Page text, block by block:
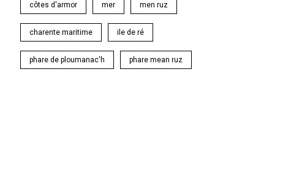
côtes d'armor mer men ruz
charente maritime ile de ré
phare de ploumanac'h phare mean ruz